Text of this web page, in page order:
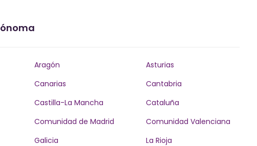
Aragón
Asturias
Canarias
Cantabria
Castilla-La Mancha
Cataluña
Comunidad de Madrid
Comunidad Valenciana
Galicia
La Rioja